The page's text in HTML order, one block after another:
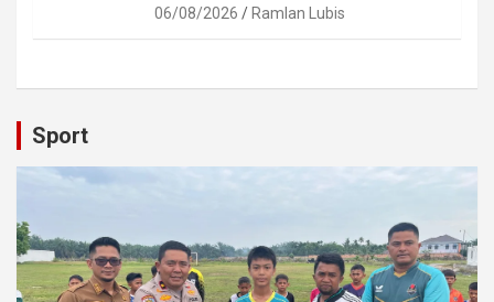
06/08/2026 Ramlan Lubis
Sport